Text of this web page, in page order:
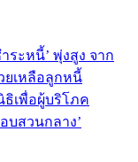
ะหนี้’ พุ่งสูง จาก
ยเหลือลูกหนี้
ธิเพื่อผู้บริโภค
บสวนกลาง’